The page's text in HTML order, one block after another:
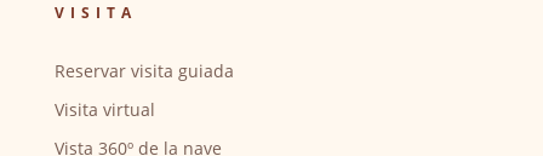
VISITA
Reservar visita guiada
Visita virtual
Vista 360º de la nave